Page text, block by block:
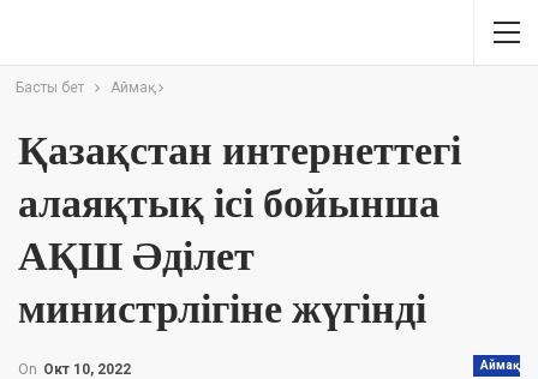
Басты бет Аймақ
Қазақстан интернеттегі
алаяқтық ісі бойынша
АҚШ Әділет
министрлігіне жүгінді
Аймақ
On Окт 10, 2022